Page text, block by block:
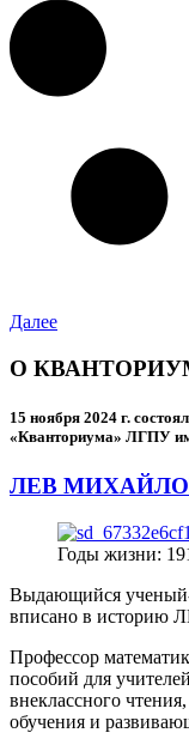
Далее
О
15 ноября 2024 г.
«Кванториума» ЛГПУ
ЛЕВ
Годы жизни:
Выдающийся ученый-
вписано в историю
Профессор
пособий для
внеклассного
обучения и